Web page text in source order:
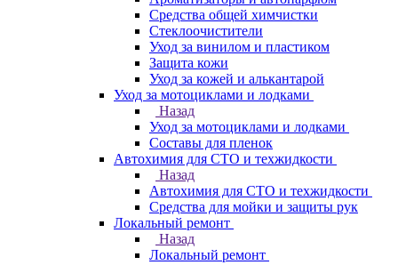
Средства общей химчистки
Стеклоочистители
Уход за винилом и пластиком
Защита кожи
Уход за кожей и алькантарой
Уход за мотоциклами и лодками
Назад
Уход за мотоциклами и лодками
Составы для пленок
Автохимия для СТО и техжидкости
Назад
Автохимия для СТО и техжидкости
Средства для мойки и защиты рук
Локальный ремонт
Назад
Локальный ремонт